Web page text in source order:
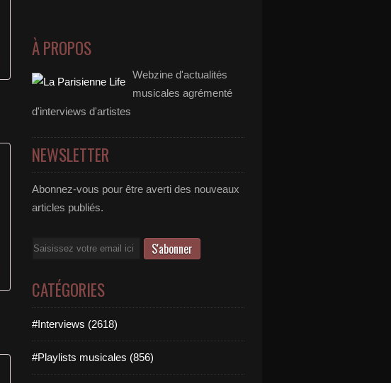
À PROPOS
Webzine d'actualités
musicales agrémenté
d'interviews d'artistes
NEWSLETTER
Abonnez-vous pour être averti des nouveaux
articles publiés.
Email
CATÉGORIES
#Interviews (2618)
#Playlists musicales (856)